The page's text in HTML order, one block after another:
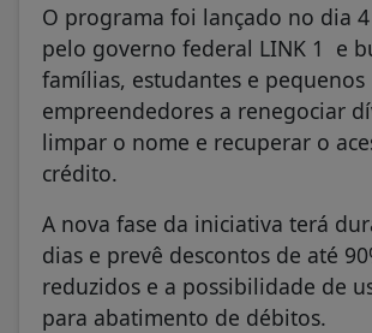
O programa foi lançado no dia
pelo governo federal LINK 1 e
famílias, estudantes e pequenos
empreendedores a renegociar
limpar o nome e recuperar o
crédito.
A nova fase da iniciativa terá
dias e prevê descontos de até
reduzidos e a possibilidade de
para abatimento de débitos.